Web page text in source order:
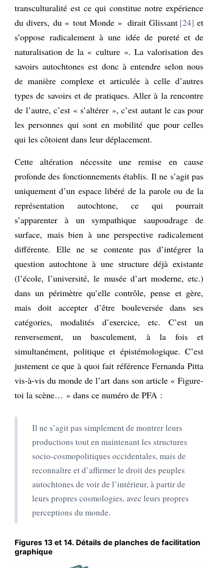
transculturalité est ce qui constitue notre expérience
du divers, du « tout Monde » dirait Glissant 24 et
s’oppose radicalement à une idée de pureté et de
naturalisation de la « culture ». La valorisation des
savoirs autochtones est donc à entendre selon nous
de manière complexe et articulée à celle d’autres
types de savoirs et de pratiques. Aller à la rencontre
de l’autre, c’est « s’altérer », c’est autant le cas pour
les personnes qui sont en mobilité que pour celles
qui les côtoient dans leur déplacement.
Cette altération nécessite une remise en cause
profonde des fonctionnements établis. Il ne s’agit pas
uniquement d’un espace libéré de la parole ou de la
représentation autochtone, ce qui pourrait
s’apparenter à un sympathique saupoudrage de
surface, mais bien à une perspective radicalement
différente. Elle ne se contente pas d’intégrer la
question autochtone à une structure déjà existante
(l’école, l’université, le musée d’art moderne, etc.)
dans un périmètre qu’elle contrôle, pense et gère,
mais doit accepter d’être bouleversée dans ses
catégories, modalités d’exercice, etc. C’est un
renversement, un basculement, à la fois et
simultanément, politique et épistémologique. C’est
justement ce que à quoi fait référence Fernanda Pitta
vis-à-vis du monde de l’art dans son article « Figure-
toi la scène… » dans ce numéro de PFA :
Il ne s’agit pas simplement de montrer leurs
productions tout en maintenant les structures
socio-cosmopolitiques occidentales, mais de
reconnaître et d’affirmer le droit des peuples
autochtones de voir de l’intérieur, à partir de
leurs propres cosmologies, avec leurs propres
perceptions du monde.
Figures 13 et 14. Détails de planches de facilitation
graphique